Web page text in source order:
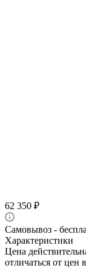
62 350 ₽
Самовывоз -
Характеристики
Цена
отличаться от цен